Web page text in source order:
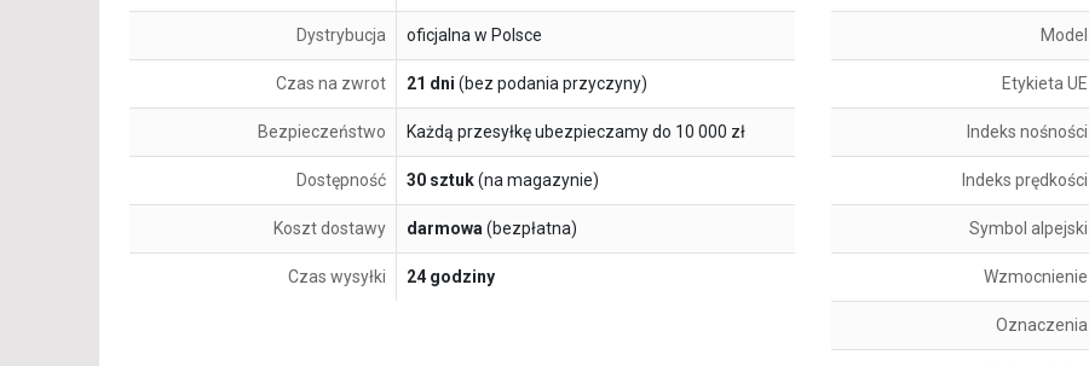
Dystrybucja oficjalna w Polsce
Czas na zwrot 21 dni (bez podania przyczyny)
Bezpieczeństwo Każdą przesyłkę ubezpieczamy do 10 000 zł
Dostępność 30 sztuk(na magazynie)
Koszt dostawy darmowa(bezpłatna)
Czas wysyłki 24 godziny
Model
Etykieta UE
Indeks nośności
Indeks prędkości
Symbol alpejski
Wzmocnienie
Oznaczenia